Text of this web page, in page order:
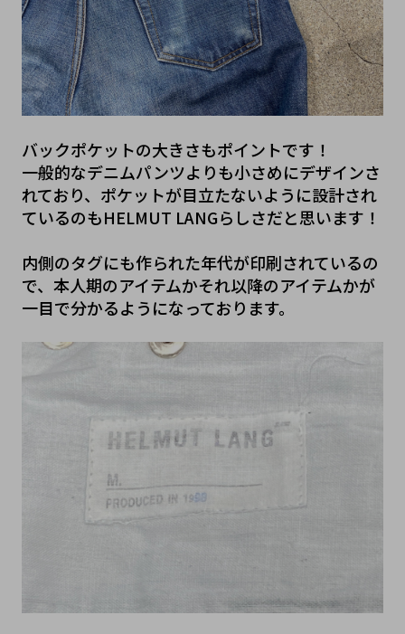
バックポケットの大きさもポイントです！
一般的なデニムパンツよりも小さめにデザインさ
れており、ポケットが目立たないように設計され
ているのもHELMUT LANGらしさだと思います！
内側のタグにも作られた年代が印刷されているの
で、本人期のアイテムかそれ以降のアイテムかが
一目で分かるようになっております。